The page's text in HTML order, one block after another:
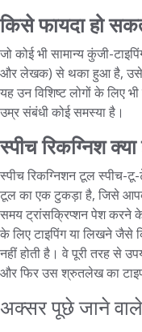
किसे फायदा हो
जो कोई भी सामान्य कुंजी-
और लेखक) से थका हुआ है, उसे
यह उन विशिष्ट लोगों के लिए
उम्र संबंधी कोई समस्या है।
स्पीच रिकग्निश
स्पीच रिकग्निशन टूल स्पीच-
टूल का एक टुकड़ा है, जिसे
समय ट्रांसक्रिप्शन पेश करने
के लिए टाइपिंग या लिखने जैसे
नहीं होती है। वे पूरी तरह से
और फिर उस श्रुतलेख का
अक्सर पूछे जाने